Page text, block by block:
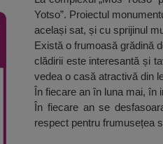
Yotso”. Proiectul
același sat, și cu sprijinul
Există o frumoasă grădină
clădirii este interesantă și
vedea o casă atractivă din
În fiecare an în luna mai, în
În fiecare an se
respect pentru frumusețea